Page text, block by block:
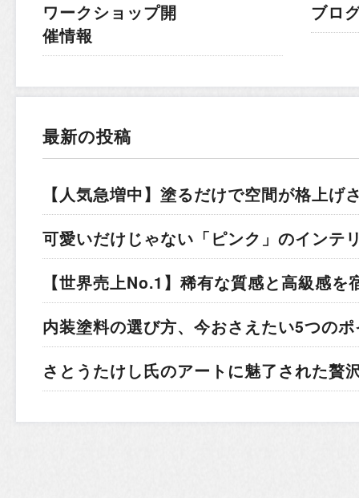
ワークショップ開
催情報
ブロ
最新の投稿
【人気急増中】塗るだけで空間が格上げ
可愛いだけじゃない「ピンク」のインテ
【世界売上No.1】稀有な質感と高級感を
内装塗料の選び方、今おさえたい5つの
さとうたけし氏のアートに魅了された贅